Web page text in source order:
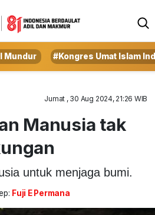
Mundur #Kongres Umat Islam
Jumat , 30 Aug 2024, 21:26 WIB
Manusia tak
untuk menjaga bumi.
Fuji E Permana